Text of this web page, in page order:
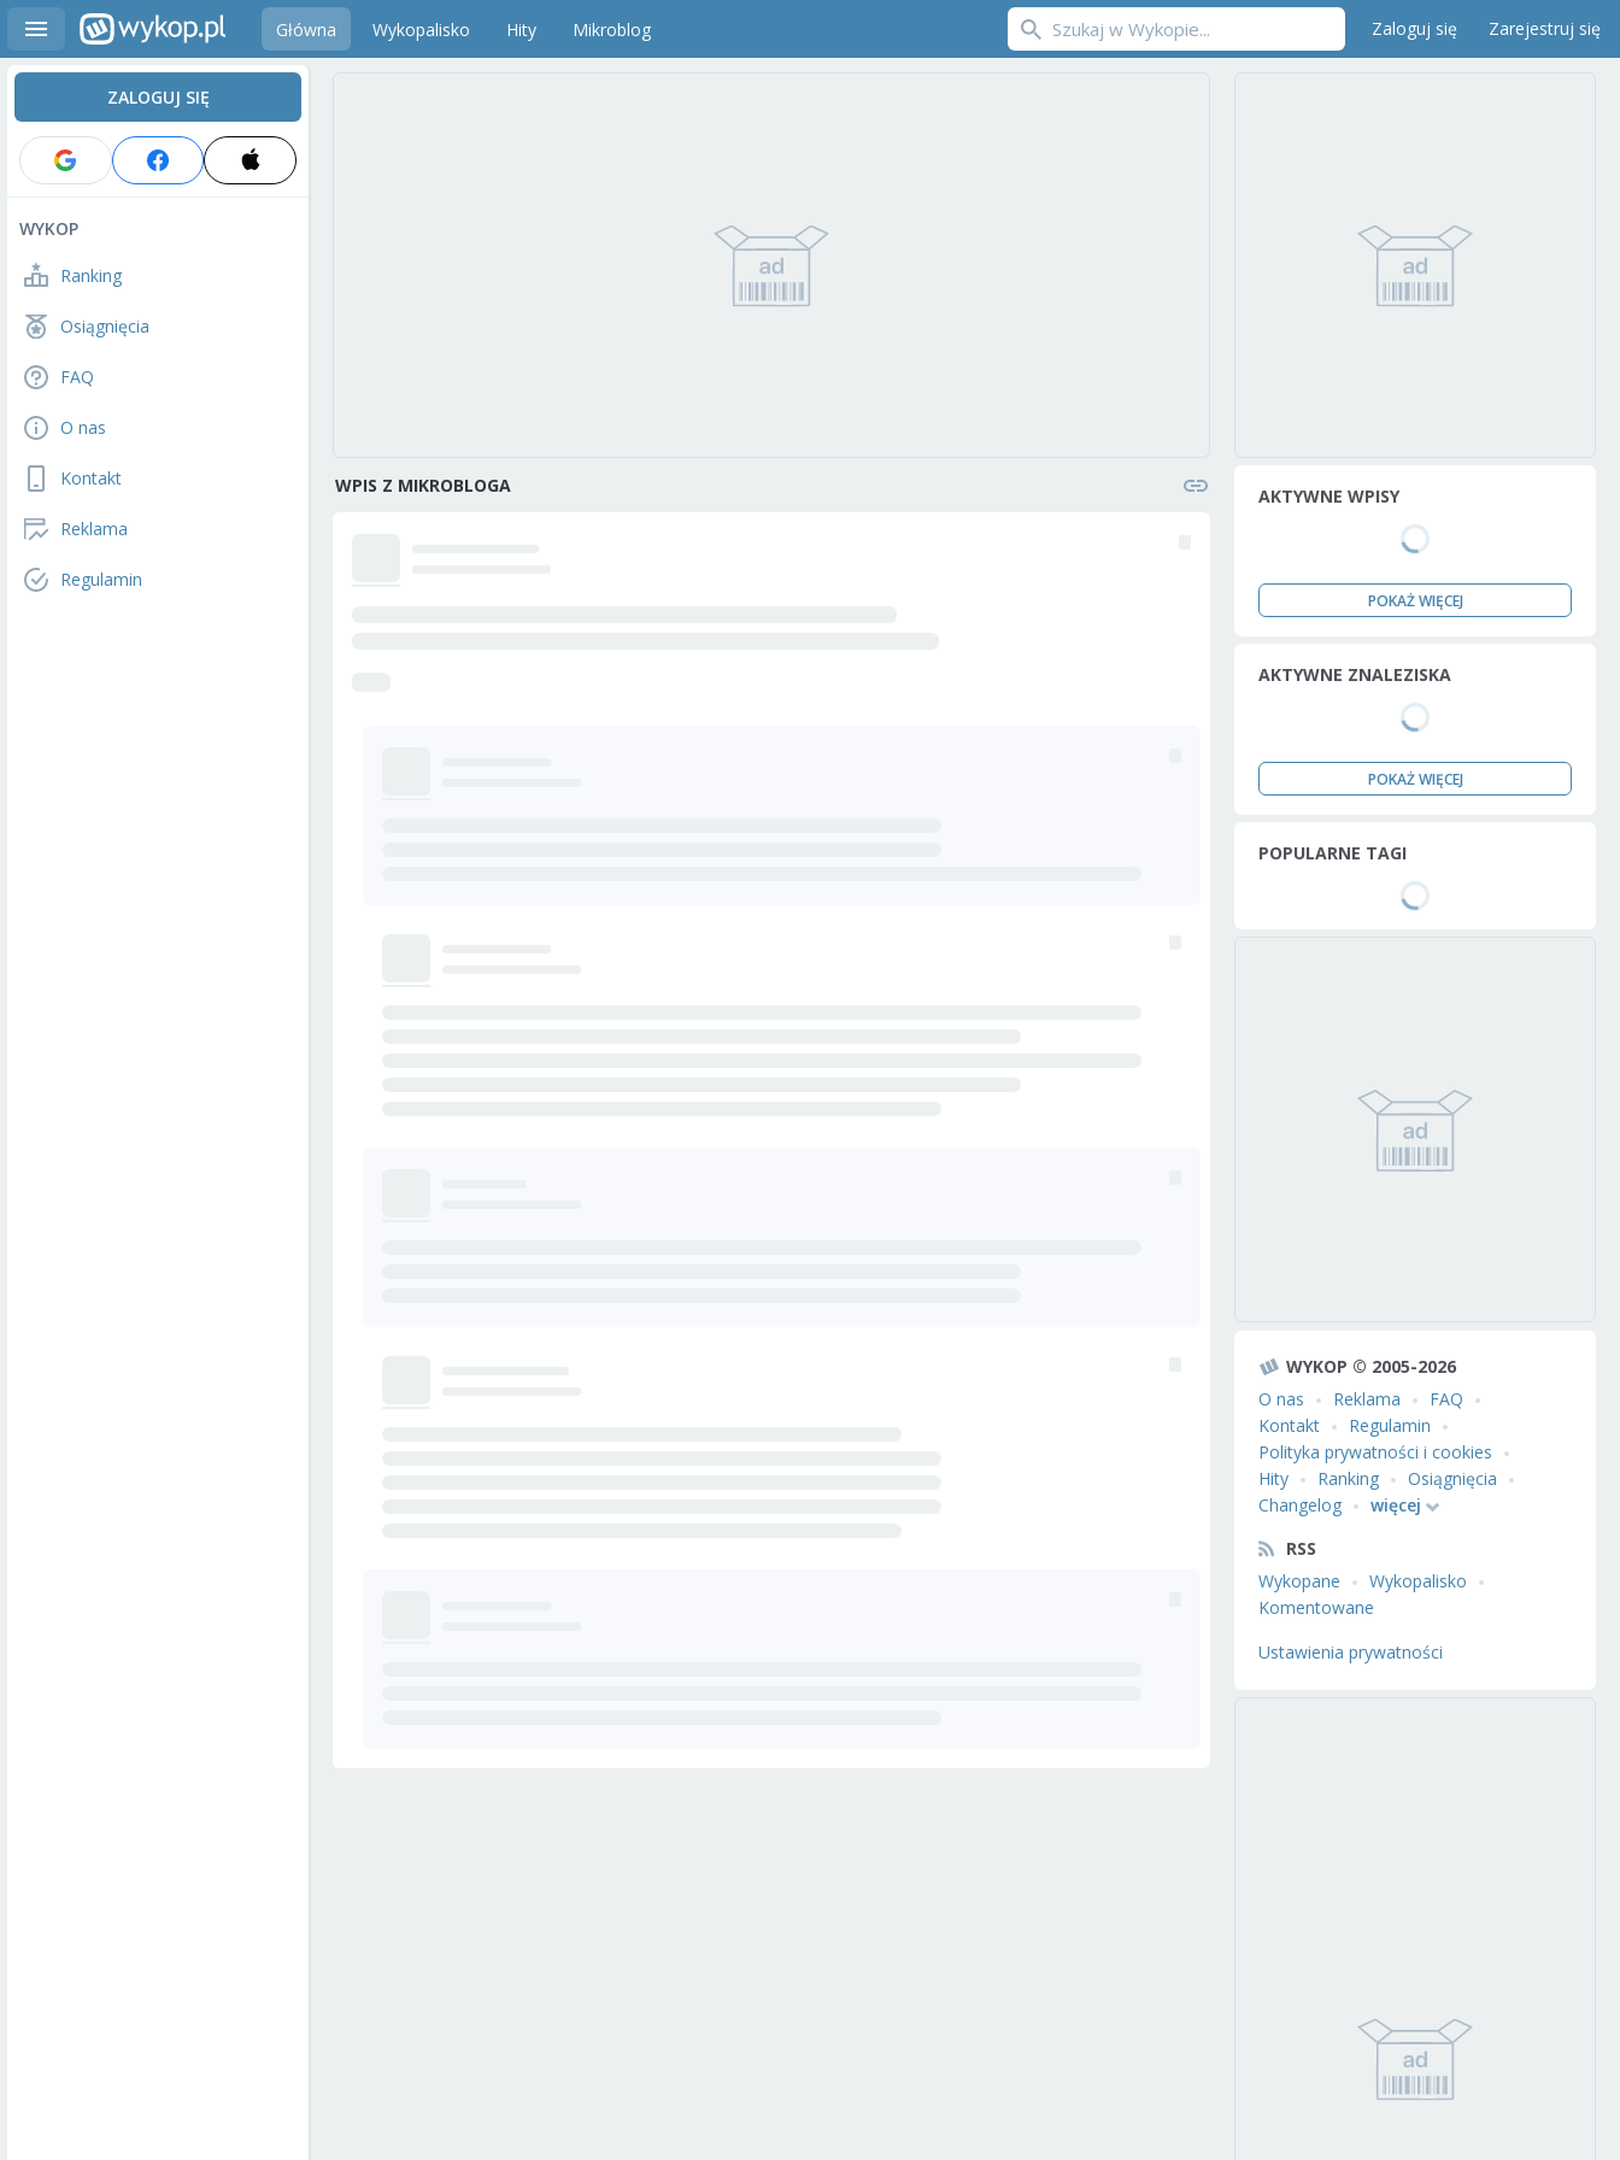
Główna Wykopalisko Hity Mikroblog Zaloguj się Zarejestruj się
ZALOGUJ SIĘ
WYKOP
Ranking
Osiągnięcia
FAQ
O nas
Kontakt
Reklama
Regulamin
WPIS Z MIKROBLOGA AKTYWNE WPISY
POKAŻ WIĘCEJ
AKTYWNE ZNALEZISKA
POKAŻ WIĘCEJ
POPULARNE TAGI
WYKOP © 2005-2026
O nas
Reklama
FAQ
Kontakt
Regulamin
Polityka prywatności i cookies
Hity
Ranking
Osiągnięcia
Changelog
więcej
RSS
Wykopane
Wykopalisko
Komentowane
Ustawienia prywatności